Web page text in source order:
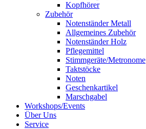
Kopfhörer
Zubehör
Notenständer Metall
Allgemeines Zubehör
Notenständer Holz
Pflegemittel
Stimmgeräte/Metronome
Taktstöcke
Noten
Geschenkartikel
Marschgabel
Workshops/Events
Über Uns
Service